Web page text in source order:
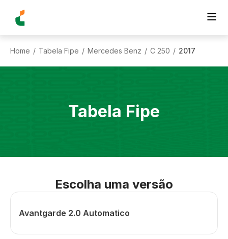
Home / Tabela Fipe / Mercedes Benz / C 250 / 2017
Tabela Fipe
Escolha uma versão
Avantgarde 2.0 Automatico